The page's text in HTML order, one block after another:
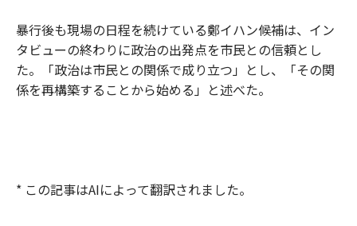
暴行後も現場の日程を続けている鄭イハン候補は、イン
タビューの終わりに政治の出発点を市民との信頼とし
た。「政治は市民との関係で成り立つ」とし、「その関
係を再構築することから始める」と述べた。
* この記事はAIによって翻訳されました。